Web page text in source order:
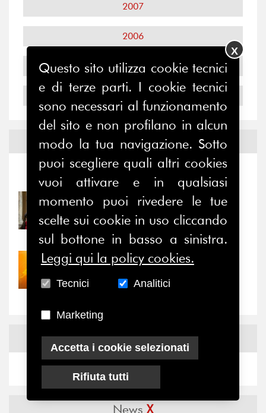
2007
2006
2005
2004
Notizie edEventi
Notizie Eventi
31/07/2026
Prima della pausa estiva,
il valore di...
30/07/2026
Nove anni dopo la
“grande cecità”: la...
NewsFacebook
News X
Questo sito utilizza cookie tecnici
e di terze parti. I cookie tecnici
sono necessari al funzionamento
del sito e non profilano in alcun
modo la tua navigazione. Sotto
puoi scegliere quali altri cookies
vuoi attivare e in qualsiasi
momento puoi rivedere le tue
scelte sui cookie in uso cliccando
sul bottone in basso a sinistra.
Leggi qui la policy cookies.
Tecnici Analitici
Marketing
Accetta i cookie selezionati
Rifiuta tutti
X